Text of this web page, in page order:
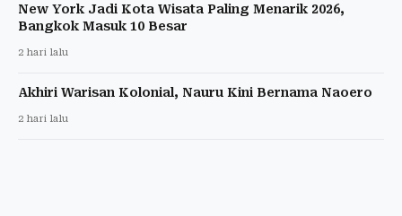
New York Jadi Kota Wisata Paling Menarik 2026,
Bangkok Masuk 10 Besar
2 hari lalu
Akhiri Warisan Kolonial, Nauru Kini Bernama Naoero
2 hari lalu